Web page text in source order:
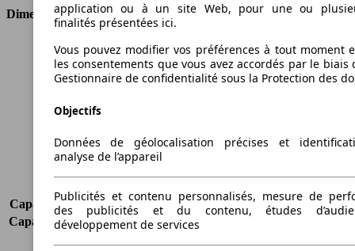
Dimensions
Longueur
4380 mm
Hauteur
1255 mm
Largeur
1865 mm
Poids maximum
Charge maximale
Portes
Capacité de remorquage (sans freins) -
Capacité de remorquage (avec freins)
application ou à un site Web, pour une ou
finalités présentées ici.
Vous pouvez modifier vos préférences à tout moment
les consentements que vous avez accordés par le biais
Gestionnaire de confidentialité sous la Protection des
Objectifs
Données de géolocalisation précises et
analyse de l’appareil
Publicités et contenu personnalisés, mesure de
des publicités et du contenu, études
développement de services